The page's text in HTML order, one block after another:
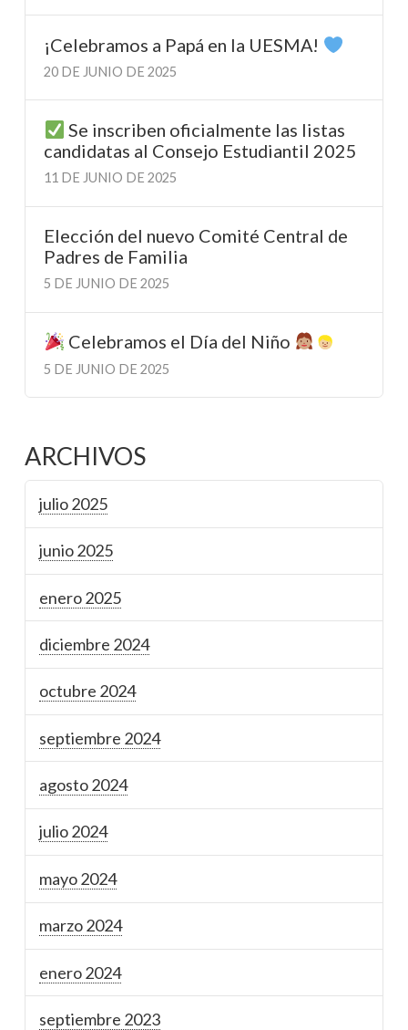
¡Celebramos a Papá en la UESMA!
20 DE JUNIO DE 2025
Se inscriben oficialmente las listas
candidatas al Consejo Estudiantil 2025
11 DE JUNIO DE 2025
Elección del nuevo Comité Central de
Padres de Familia
5 DE JUNIO DE 2025
Celebramos el Día del Niño
5 DE JUNIO DE 2025
ARCHIVOS
julio 2025
junio 2025
enero 2025
diciembre 2024
octubre 2024
septiembre 2024
agosto 2024
julio 2024
mayo 2024
marzo 2024
enero 2024
septiembre 2023